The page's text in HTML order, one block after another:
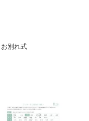
別れ式